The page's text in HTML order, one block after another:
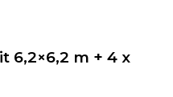
6,2×6,2 m + 4 x